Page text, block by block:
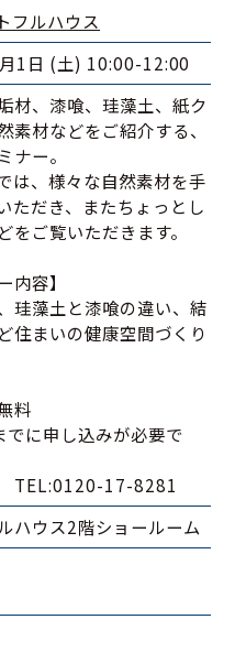
フルハウス
1日 (土) 10:00-12:00
材、漆喰、珪藻土、紙ク
素材などをご紹介する、
ナー。
は、様々な自然素材を手
ただき、またちょっとし
をご覧いただきます。
内容】
珪藻土と漆喰の違い、結
住まいの健康空間づくり
料
に申し込みが必要で
TEL:0120-17-8281
ハウス2階ショールーム